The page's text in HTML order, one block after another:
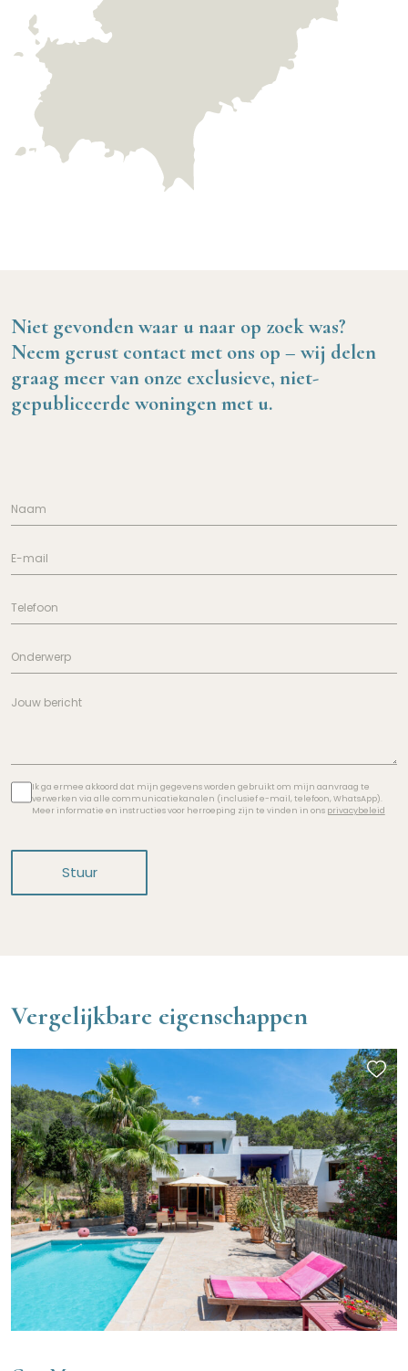
Niet gevonden waar u naar op zoek was?
Neem gerust contact met ons op – wij delen
graag meer van onze exclusieve, niet-
gepubliceerde woningen met u.
Ik ga ermee akkoord dat mijn gegevens worden gebruikt om mijn aanvraag te
verwerken via alle communicatiekanalen (inclusief e-mail, telefoon, WhatsApp).
Meer informatie en instructies voor herroeping zijn te vinden in ons privacybeleid
Stuur
Vergelijkbare eigenschappen